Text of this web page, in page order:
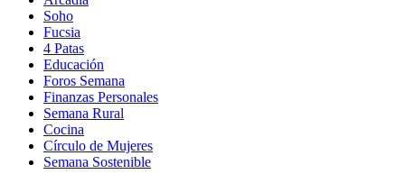
Soho
in
new
window
Fucsia
in
new
window
4 Patas
Educación
Foros Semana
Finanzas Personales
Semana Rural
Cocina
Círculo de Mujeres
Semana Sostenible